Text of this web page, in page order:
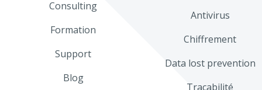
Consulting
Formation
Support
Blog
Antivirus
Chiffrement
Data lost prevention
Traçabilité